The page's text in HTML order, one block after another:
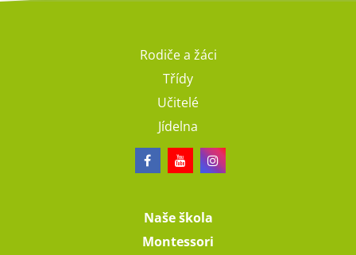
Rodiče a žáci
Třídy
Učitelé
Jídelna
Naše škola
Montessori